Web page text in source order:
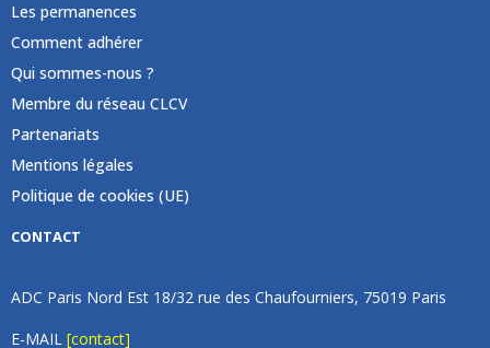
Les permanences
Comment adhérer
Qui sommes-nous ?
Membre du réseau CLCV
Partenariats
Mentions légales
Politique de cookies (UE)
CONTACT
ADC Paris Nord Est 18/32 rue des Chaufourniers, 75019 Paris
E-MAIL [contact]